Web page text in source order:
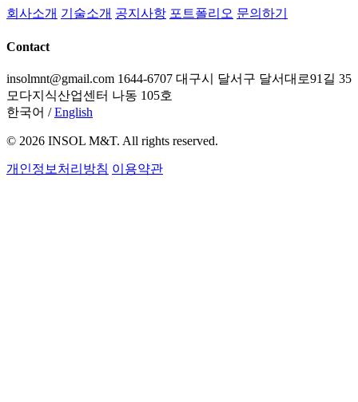
회사소개 기술소개 공지사항 포트폴리오 문의하기
Contact
insolmnt@gmail.com 1644-6707 대구시 달서구 달서대로91길 35
모다지식산업센터 나동 105호
한국어 / English
© 2026 INSOL M&T. All rights reserved.
개인정보처리방침 이용약관